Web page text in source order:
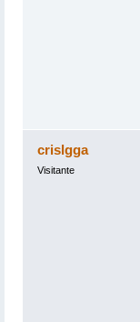
crislgga
Visitante